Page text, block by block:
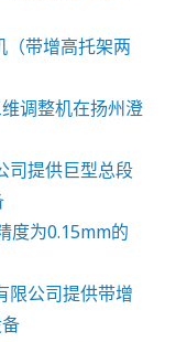
（带增高托架两
调整机在扬州澄
司提供巨型总段
度为0.15mm的
限公司提供带增